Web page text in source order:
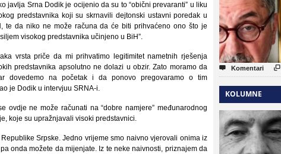
javlja Srna Dodik je ocijenio da su to “obični prevaranti” u liku
predstavnika koji su skrnavili dejtonski ustavni poredak u
te da niko ne može računa da će biti prihvaćeno ono što je
visokog predstavnika učinjeno u BiH”.
vrsta priče da mi prihvatimo legitimitet nametnih rješenja
predstavnika apsolutno ne dolazi u obzir. Zato moramo da
dovedemo na početak i da ponovo pregovaramo o tim
je Dodik u intervjuu SRNA-i.
ne može računati na “dobre namjere” međunarodnog
koje su upražnjavali visoki predstavnici.
Srpske. Jedno vrijeme smo naivno vjerovali onima iz
onda možete da mijenjate. Iz te neke naivnosti, priznajem da
 Komentari 
KOLUMNE